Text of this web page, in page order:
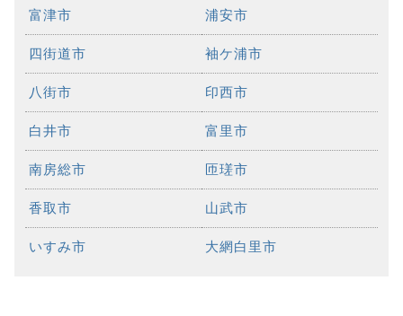
富津市 浦安市
四街道市 袖ケ浦市
八街市 印西市
白井市 富里市
南房総市 匝瑳市
香取市 山武市
いすみ市 大網白里市